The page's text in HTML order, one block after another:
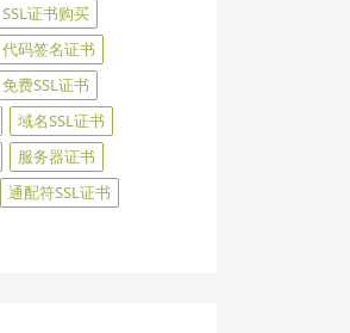
SSL证书购买
代码签名证书
免费SSL证书
域名SSL证书
服务器证书
通配符SSL证书